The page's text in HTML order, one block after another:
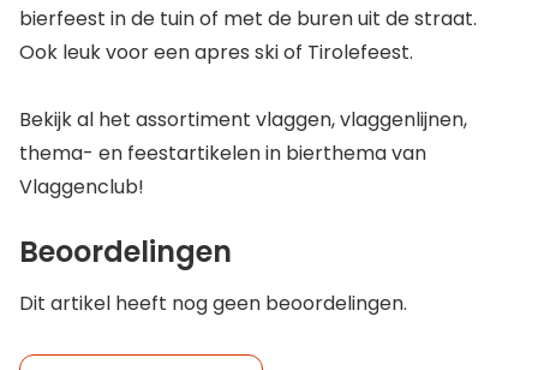
bierfeest in de tuin of met de buren uit de straat.
Ook leuk voor een apres ski of Tirolefeest.
Bekijk al het assortiment vlaggen, vlaggenlijnen,
thema- en feestartikelen in bierthema van
Vlaggenclub!
Beoordelingen
Dit artikel heeft nog geen beoordelingen.